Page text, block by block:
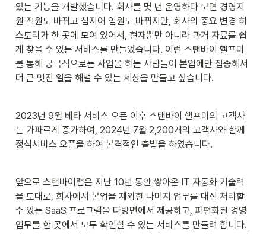
있는 기능을 개발했습니다. 회사를 몇 년 운영하다 보면 경영지
원 직원도 바뀌고 심지어 임원도 바뀌지만, 회사의 중요 변경 히
스토리가 한 곳에 모여 있어서, 현재뿐만 아니라 과거 자료를 쉽
게 찾을 수 있는 서비스를 만들었습니다. 이런 스탠바이 헬프미
를 통해 궁극적으로는 사업을 하는 사람들이 본업에만 집중해서
더 큰 멋진 일을 해낼 수 있는 세상을 만들고 싶습니다.
2023년 9월 베타 서비스 오픈 이후 스탠바이 헬프미의 고객사
는 가파르게 증가하여, 2024년 7월 2,200개의 고객사와 함께
정식서비스 오픈을 하여 본격적인 출발을 하였습니다.
앞으로 스탠바이랩은 지난 10년 동안 쌓아온 IT 자동화 기술력
을 토대로, 회사에서 본업을 제외한 나머지 업무를 대신 처리할
수 있는 SaaS 프로그램을 다방면에서 제공하고, 파편화된 경영
업무를 한 곳에서 모두 확인할 수 있는 서비스를 만들려 합니다.